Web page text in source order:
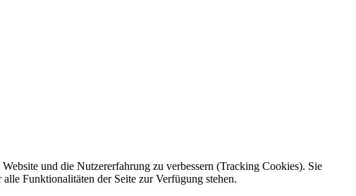
und die Nutzererfahrung zu verbessern (Tracking Cookies). Sie
Funktionalitäten der Seite zur Verfügung stehen.